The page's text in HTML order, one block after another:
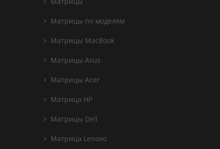
Матрицы по моделям
Матрицы MacBook
Матрицы Asus
Матрицы Acer
Матрица HP
Матрицы Dell
Матрица Lenovo